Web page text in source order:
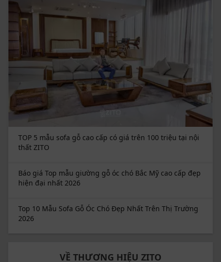
TOP 5 mẫu sofa gỗ cao cấp có giá trên 100 triệu tại nội
thất ZITO
Báo giá Top mẫu giường gỗ óc chó Bắc Mỹ cao cấp đẹp
hiện đại nhất 2026
Top 10 Mẫu Sofa Gỗ Óc Chó Đẹp Nhất Trên Thị Trường
2026
VỀ THƯƠNG HIỆU ZITO